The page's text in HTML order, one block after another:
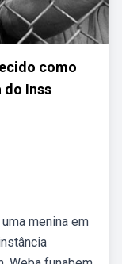
como
do Inss
menina em